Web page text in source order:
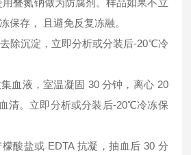
叠氮钠做为防腐剂。样品如果不立
保存， 且避免反复冻融。
除沉淀，立即分析或分装后-20℃冷
血液，室温凝固 30 分钟，离心 20
清。立即分析或分装后-20℃冷冻保
酸盐或 EDTA 抗凝，抽血后 30 分